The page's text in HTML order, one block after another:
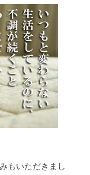
もいただきまし